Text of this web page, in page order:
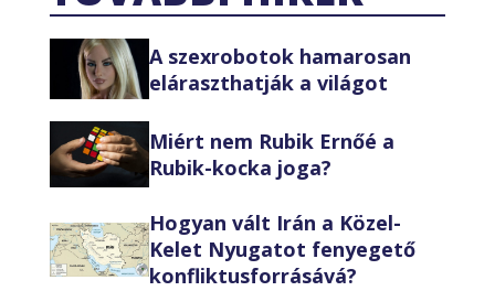
A szexrobotok hamarosan
eláraszthatják a világot
Miért nem Rubik Ernőé a
Rubik-kocka joga?
Hogyan vált Irán a Közel-
Kelet Nyugatot fenyegető
konfliktusforrásává?